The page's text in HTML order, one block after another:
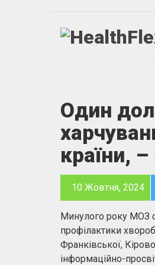
Один
країни,
10 Жовтня, 2024
Минулого року МОЗ
профілактики
Франківської,
інформаційно-